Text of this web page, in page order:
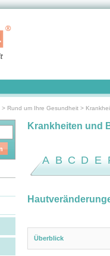
> Rund um Ihre Gesundheit >
Krankheiten und
A B C D E
Überblick